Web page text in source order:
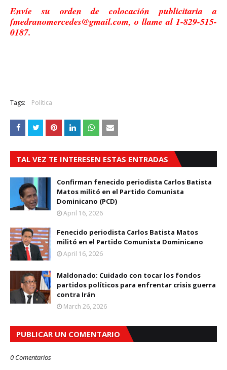
Envíe su orden de colocación publicitaria a
fmedranomercedes@gmail.com, o llame al 1-829-515-
0187.
Tags: Política
TAL VEZ TE INTERESEN ESTAS ENTRADAS
Confirman fenecido periodista Carlos Batista
Matos militó en el Partido Comunista
Dominicano (PCD)
April 16, 2026
Fenecido periodista Carlos Batista Matos
militó en el Partido Comunista Dominicano
April 16, 2026
Maldonado: Cuidado con tocar los fondos
partidos políticos para enfrentar crisis guerra
contra Irán
March 26, 2026
PUBLICAR UN COMENTARIO
0 Comentarios